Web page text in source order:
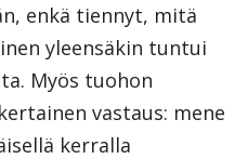
enkä tiennyt, mitä
yleensäkin tuntui
Myös tuohon
vastaus: mene
kerralla